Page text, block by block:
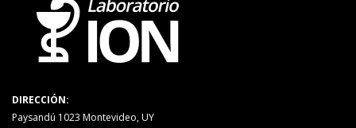
DIRECCIÓN:
Paysandú 1023 Montevideo, UY